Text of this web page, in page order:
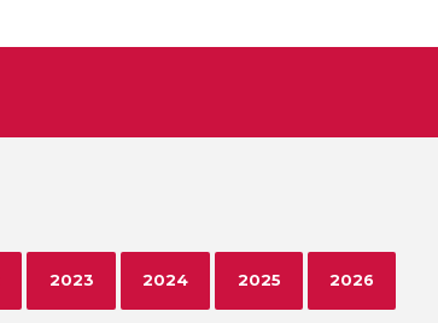
2023 2024 2025 2026